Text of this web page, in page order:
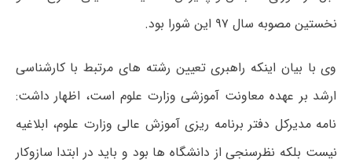
نخستین مصوبه سال ۹۷ این شورا بود.
وی با بیان اینکه راهبری تعیین رشته های مرتبط با کارشناسی
ارشد بر عهده معاونت آموزشی وزارت علوم است، اظهار داشت:
نامه مدیرکل دفتر برنامه ریزی آموزش عالی وزارت علوم، ابلاغیه
نیست بلکه نظرسنجی از دانشگاه ها بود و باید در ابتدا سازوکار